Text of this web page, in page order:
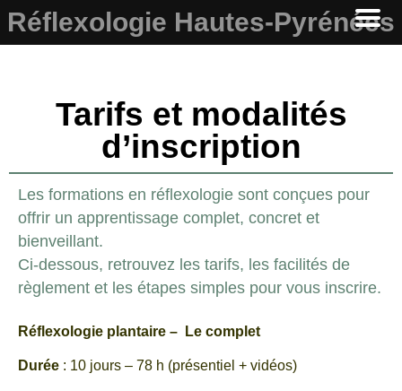
Tarifs et modalités
d’inscription
Les formations en réflexologie sont conçues pour
offrir un apprentissage complet, concret et
bienveillant.
Ci-dessous, retrouvez les tarifs, les facilités de
règlement et les étapes simples pour vous inscrire.
Réflexologie plantaire – Le complet
Durée : 10 jours – 78 h (présentiel + vidéos)
Réflexologie Hautes-Pyrénées